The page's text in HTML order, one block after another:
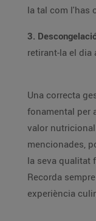
la tal com l'has
3.
retirant-la el dia
Una correcta
fonamental per
valor
mencionades,
la seva qualitat
Recorda
experiència